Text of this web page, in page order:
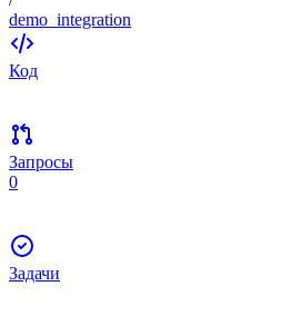
demo_integration
Код
Запросы
0
Задачи